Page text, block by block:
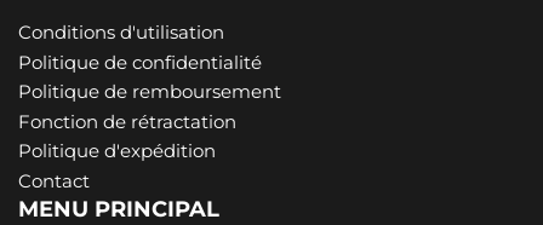
Conditions d'utilisation
Politique de confidentialité
Politique de remboursement
Fonction de rétractation
Politique d'expédition
Contact
MENU PRINCIPAL